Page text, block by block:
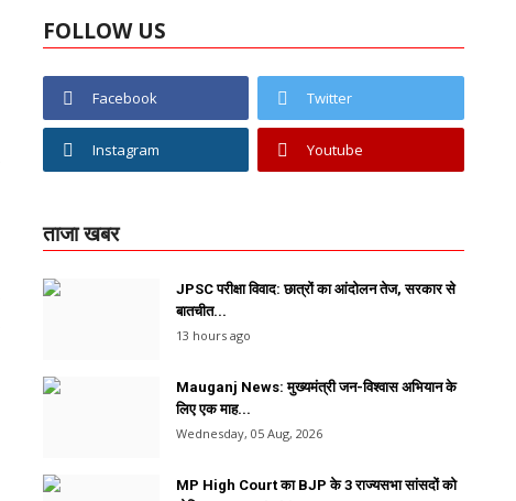
FOLLOW US
Facebook Twitter
Instagram Youtube
ताजा खबर
JPSC परीक्षा विवाद: छात्रों का आंदोलन तेज, सरकार से
बातचीत...
13 hours ago
Mauganj News: मुख्यमंत्री जन-विश्वास अभियान के
लिए एक माह...
Wednesday, 05 Aug, 2026
MP High Court का BJP के 3 राज्यसभा सांसदों को